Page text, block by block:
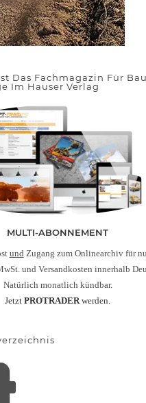
Ist Das Fachmagazin Für
Im Hauser Verlag
MULTI-ABONNEMENT
und Zugang zum Onlinearchiv für
und Versandkosten innerhalb
Natürlich monatlich kündbar.
Jetzt PROTRADERwerden.